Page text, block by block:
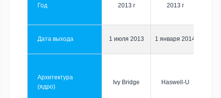
Год 2013 г 2013 г
Дата выхода 1 июля 2013 1 января 2014
Архитектура
(ядро)
Ivy Bridge Haswell-U